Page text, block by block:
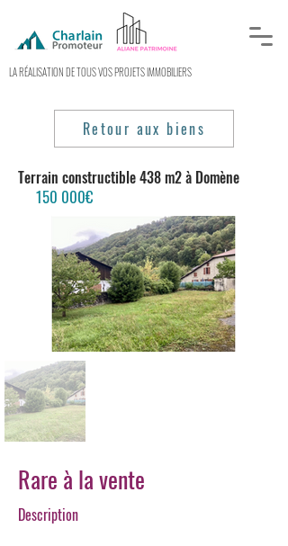
LA RÉALISATION DE TOUS VOS PROJETS IMMOBILIERS
Retour aux biens
Terrain constructible 438 m2à Domène
150 000€
Rare à la vente
Description